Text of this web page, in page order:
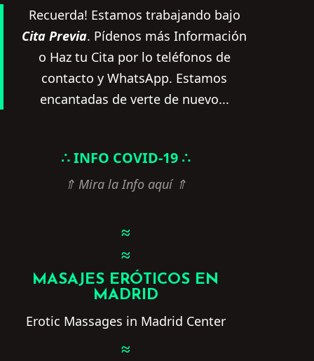
Recuerda! Estamos trabajando bajo
Cita Previa. Pídenos más Información
o Haz tu Cita por lo teléfonos de
contacto y WhatsApp. Estamos
encantadas de verte de nuevo...
∴ INFO COVID-19 ∴
⇑ Mira la Info aquí ⇑
≈
≈
MASAJES ERÓTICOS EN
MADRID
Erotic Massages in Madrid Center
≈